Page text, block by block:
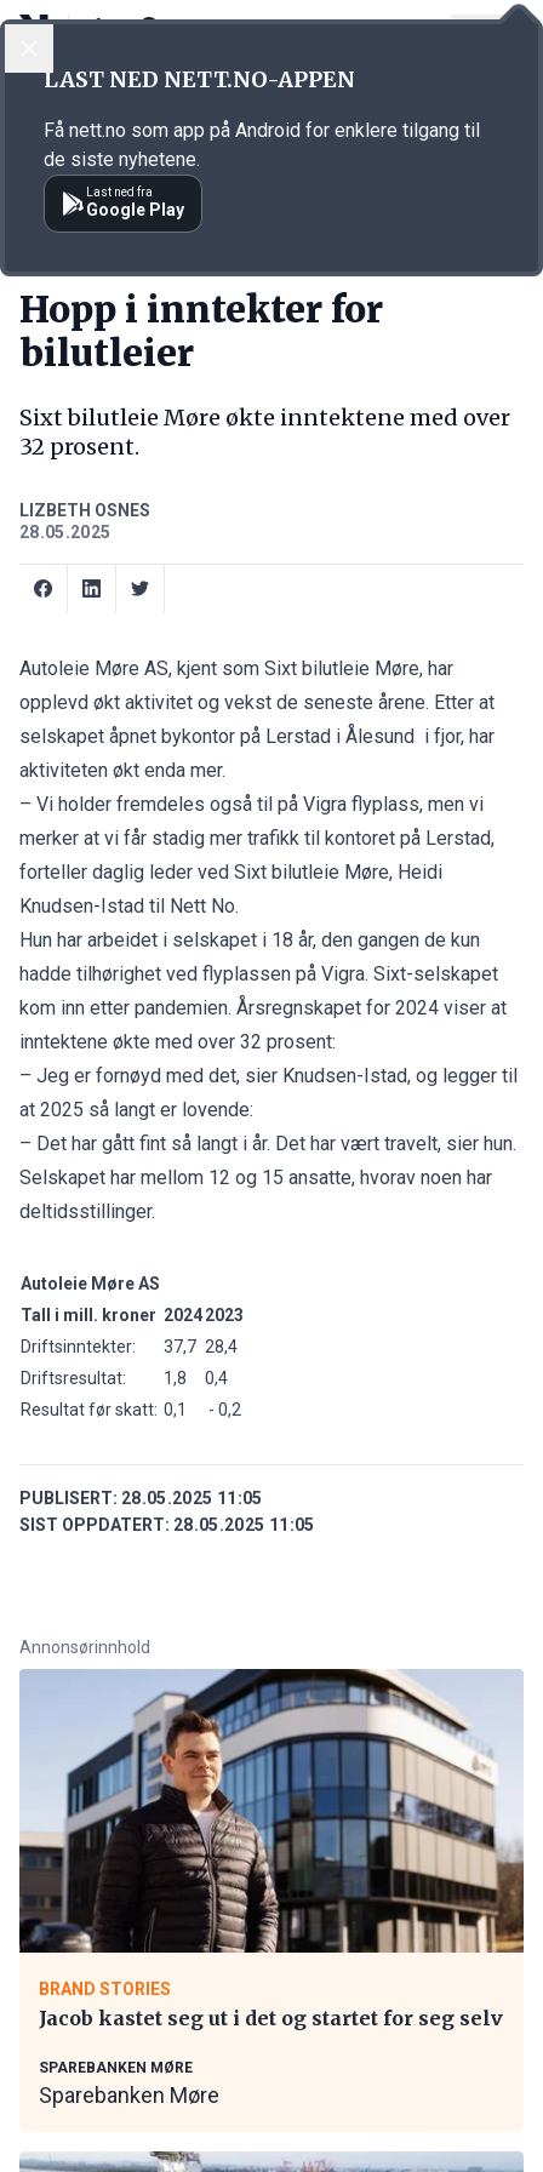
Annonsørinnhold
Hopp i inntekter for
bilutleier
Sixt bilutleie Møre økte inntektene med over
32 prosent.
LIZBETH OSNES
28.05.2025
Autoleie Møre AS, kjent som Sixt bilutleie Møre, har
opplevd økt aktivitet og vekst de seneste årene. Etter at
selskapet åpnet bykontor på Lerstad i Ålesund i fjor, har
aktiviteten økt enda mer.
– Vi holder fremdeles også til på Vigra flyplass, men vi
merker at vi får stadig mer trafikk til kontoret på Lerstad,
forteller daglig leder ved Sixt bilutleie Møre, Heidi
Knudsen-Istad til Nett No.
Hun har arbeidet i selskapet i 18 år, den gangen de kun
hadde tilhørighet ved flyplassen på Vigra. Sixt-selskapet
kom inn etter pandemien. Årsregnskapet for 2024 viser at
inntektene økte med over 32 prosent:
– Jeg er fornøyd med det, sier Knudsen-Istad, og legger til
at 2025 så langt er lovende:
– Det har gått fint så langt i år. Det har vært travelt, sier hun.
Selskapet har mellom 12 og 15 ansatte, hvorav noen har
deltidsstillinger.
Autoleie Møre AS
Tall i mill. kroner 20242023
Driftsinntekter:
37,7 28,4
Driftsresultat:
1,8
0,4
Resultat før skatt: 0,1 - 0,2
PUBLISERT: 28.05.2025 11:05
SIST OPPDATERT: 28.05.2025 11:05
Annonsørinnhold
BRAND STORIES
Jacob kastet seg ut i det og startet for seg selv
SPAREBANKEN MØRE
Sparebanken Møre
LAST NED NETT.NO-APPEN
Få nett.no som app på Android for enklere tilgang til
de siste nyhetene.
Last ned fra
Google Play